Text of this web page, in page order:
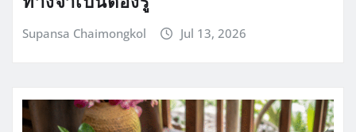
Supansa Chaimongkol Jul 13, 2026